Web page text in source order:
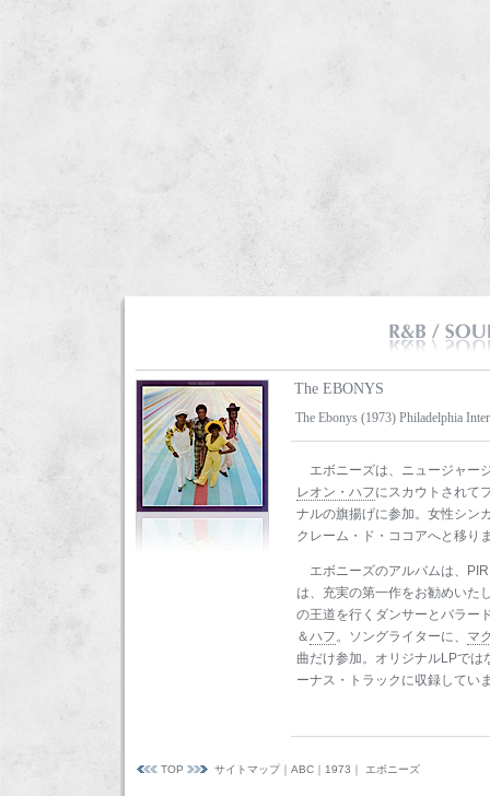
The EBONYS
The Ebonys (1973) Philadelphia
エボニーズは、ニュージャー
レオン・ハフにスカウトされて
ナルの旗揚げに参加。女性シン
クレーム・ド・ココアへと移り
エボニーズのアルバムは、
は、充実の第一作をお勧めいた
の王道を行くダンサーとバラー
＆ハフ。ソングライターに、 マ
曲だけ参加。オリジナルLPで
ーナス・トラックに収録してい
TOP サイトマップ ABC 1973 ｜ エボニーズ